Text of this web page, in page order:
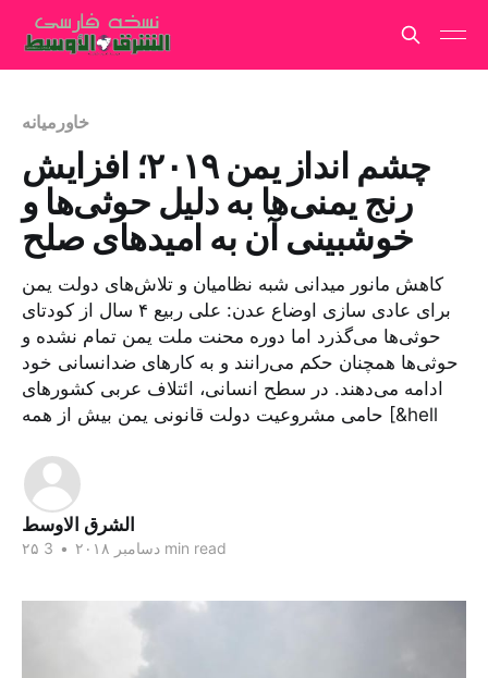
خاورمیانه
چشم انداز یمن ۲۰۱۹؛ افزایش
رنج یمنی‌ها به دلیل حوثی‌ها و
خوشبینی آن به امیدهای صلح
کاهش مانور میدانی شبه نظامیان و تلاش‌های دولت یمن
برای عادی سازی اوضاع عدن: علی ربیع ۴ سال از کودتای
حوثی‌ها می‌گذرد اما دوره محنت ملت یمن تمام نشده و
حوثی‌ها همچنان حکم می‌رانند و به کارهای ضدانسانی خود
ادامه می‌دهند. در سطح انسانی، ائتلاف عربی کشورهای
حامی مشروعیت دولت قانونی یمن بیش از همه [&hell
الشرق الاوسط
۲۵ دسامبر ۲۰۱۸ • 3 min read